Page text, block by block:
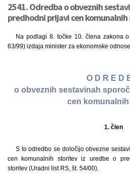
2541. Odredba o obveznih
predhodni prijavi cen
Na podlagi 8. točke 10. člena zakona
63/99) izdaja minister za ekonomske
O D R E D
o obveznih sestavinah
cen
1. člen
S to odredbo se določijo obvezne
cen komunalnih storitev iz uredbe o
storitev (Uradni list RS, št. 54/00).